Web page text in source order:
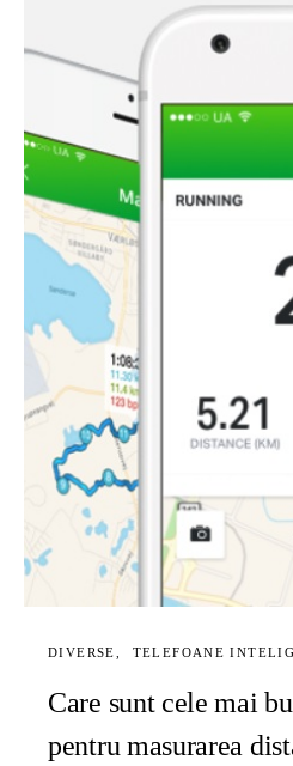
DIVERSE TELEFOANE
Care sunt cele mai
pentru masurarea